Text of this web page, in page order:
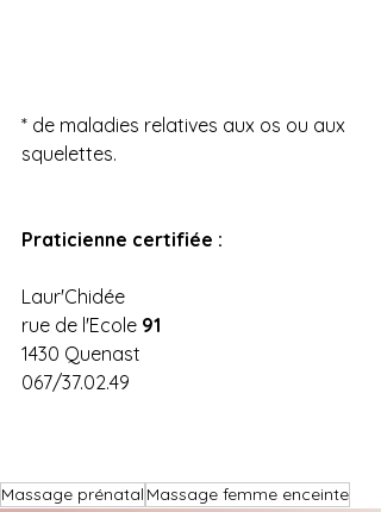
* de maladies relatives aux os ou aux
squelettes.
Praticienne certifiée :
Laur'Chidée
rue de l'Ecole 91
1430 Quenast
067/37.02.49
Massage prénatal Massage femme enceinte